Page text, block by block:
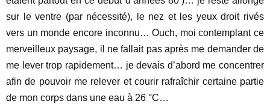
sur le ventre (par nécessité), le nez et les yeux droit rivés
vers un monde encore inconnu… Ouch, moi contemplant ce
merveilleux paysage, il ne fallait pas après me demander de
me lever trop rapidement… je devais d’abord me concentrer
afin de pouvoir me relever et courir rafraîchir certaine partie
de mon corps dans une eau à 26 °C…